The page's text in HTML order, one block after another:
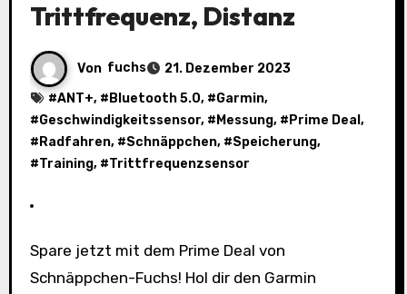
Trittfrequenz, Distanz
Von fuchs
21. Dezember 2023
#ANT+, # Bluetooth 5.0, #Garmin,
#Geschwindigkeitssensor, # Messung, # Prime Deal ,
# Radfahren, #Schnäppchen, #Speicherung,
#Training, #Trittfrequenzsensor
Spare jetzt mit dem Prime Deal von
Schnäppchen-Fuchs! Hol dir den Garmin